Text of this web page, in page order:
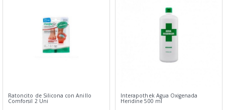
Ratoncito de Silicona con Anillo
Comforsil 2 Uni
Interapothek Agua Oxigenada
Heridine 500 ml